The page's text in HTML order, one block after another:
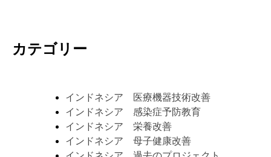
カテゴリー
インドネシア 医療機器技術改善
インドネシア 感染症予防教育
インドネシア 栄養改善
インドネシア 母子健康改善